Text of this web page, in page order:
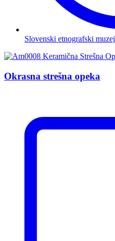
Slovenski etnografski muzej
Okrasna strešna opeka